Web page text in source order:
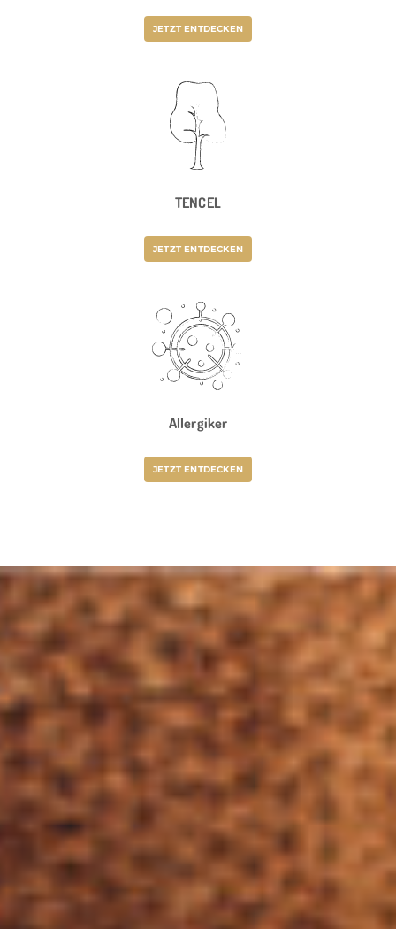
JETZT ENTDECKEN
TENCEL
JETZT ENTDECKEN
Allergiker
JETZT ENTDECKEN